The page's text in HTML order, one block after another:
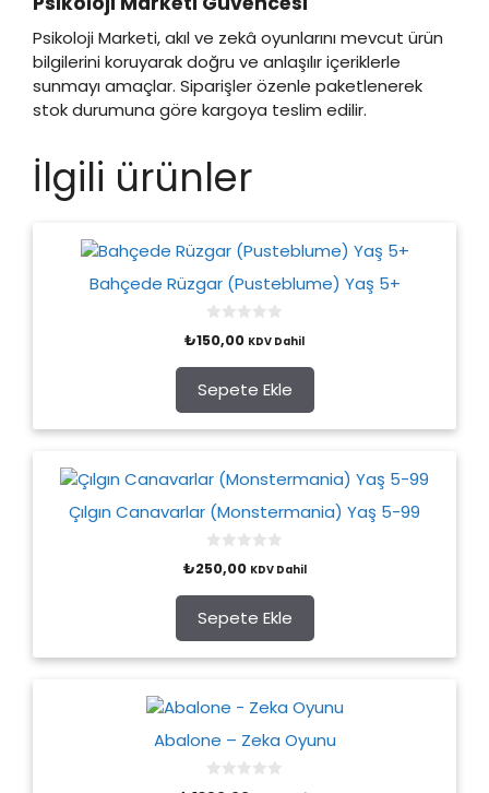
Psikoloji Marketi, akıl ve zekâ oyunlarını mevcut ürün
bilgilerini koruyarak doğru ve anlaşılır içeriklerle
sunmayı amaçlar. Siparişler özenle paketlenerek
stok durumuna göre kargoya teslim edilir.
İlgili ürünler
Bahçede Rüzgar (Pusteblume) Yaş 5+
0
o
t
o
f
5
₺150,00 KDV Dahil
Sepete Ekle
Çılgın Canavarlar (Monstermania) Yaş 5-99
o
t
o
f
5
₺250,00 KDV Dahil
Sepete Ekle
Abalone – Zeka Oyunu